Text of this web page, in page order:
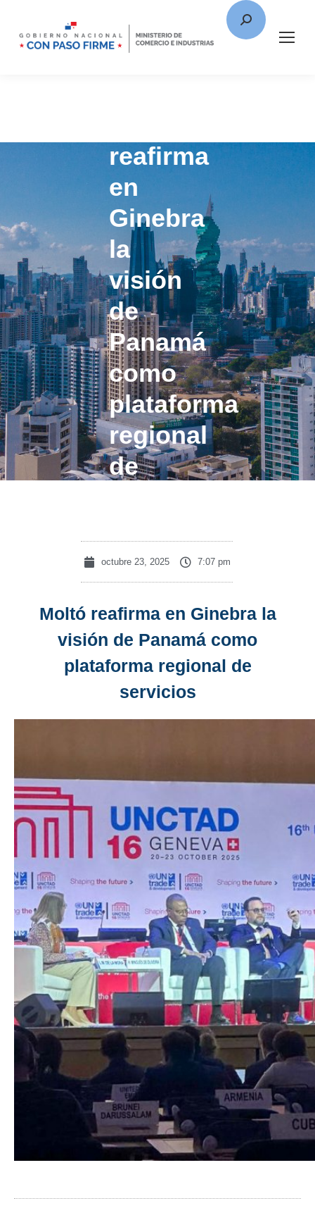
reafirma
en
Ginebra
la
visión
de
Panamá
como
plataforma
regional
de
octubre 23, 2025 7:07 pm
Moltó reafirma en Ginebra la
visión de Panamá como
plataforma regional de
servicios